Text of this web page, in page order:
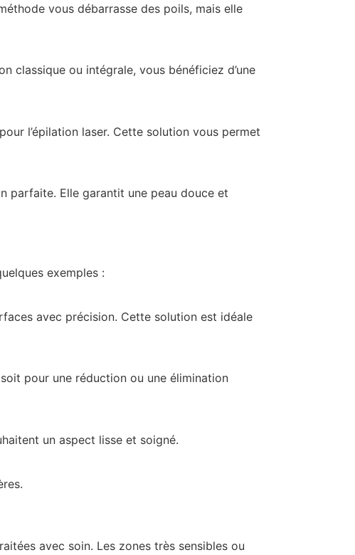
vous débarrasse des poils, mais elle
classique ou intégrale, vous bénéficiez d’une
l’épilation laser. Cette solution vous permet
parfaite. Elle garantit une peau douce et
exemples :
avec précision. Cette solution est idéale
pour une réduction ou une élimination
un aspect lisse et soigné.
avec soin. Les zones très sensibles ou